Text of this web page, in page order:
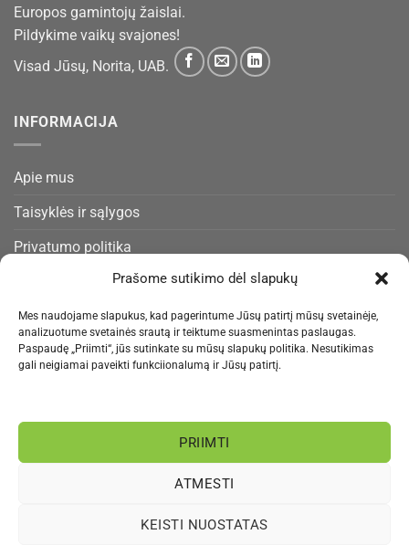
Prašome sutikimo dėl slapukų
Mes naudojame slapukus, kad pagerintume Jūsų patirtį mūsų svetainėje,
analizuotume svetainės srautą ir teiktume suasmenintas paslaugas.
Paspaudę „Priimti“, jūs sutinkate su mūsų slapukų politika. Nesutikimas
gali neigiamai paveikti funkciionalumą ir Jūsų patirtį.
PRIIMTI
ATMESTI
KEISTI NUOSTATAS
Europos gamintojų žaislai.
Pildykime vaikų svajones!
Visad Jūsų, Norita, UAB.
INFORMACIJA
Apie mus
Taisyklės ir sąlygos
Privatumo politika
Slapukų politika
Pristatymas ir gražinimas
Kontaktai